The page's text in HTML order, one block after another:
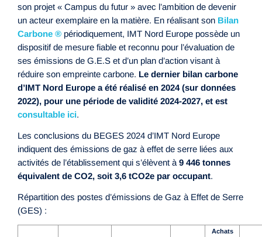
son projet « Campus du futur » avec l’ambition de devenir
un acteur exemplaire en la matière. En réalisant son Bilan
Carbone ® périodiquement, IMT Nord Europe possède un
dispositif de mesure fiable et reconnu pour l’évaluation de
ses émissions de G.E.S et d’un plan d’action visant à
réduire son empreinte carbone. Le dernier bilan carbone
d’IMT Nord Europe a été réalisé en 2024 (sur données
2022), pour une période de validité 2024-2027, et est
consultable ici.
Les conclusions du BEGES 2024 d’IMT Nord Europe
indiquent des émissions de gaz à effet de serre liées aux
activités de l’établissement qui s’élèvent à 9 446 tonnes
équivalent de CO2, soit 3,6 tCO2e par occupant.
Répartition des postes d’émissions de Gaz à Effet de Serre
(GES) :
Achats